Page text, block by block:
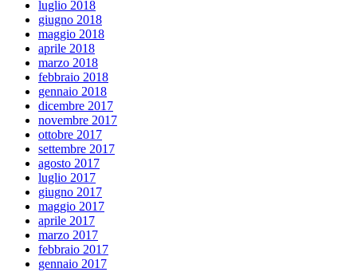
luglio 2018
giugno 2018
maggio 2018
aprile 2018
marzo 2018
febbraio 2018
gennaio 2018
dicembre 2017
novembre 2017
ottobre 2017
settembre 2017
agosto 2017
luglio 2017
giugno 2017
maggio 2017
aprile 2017
marzo 2017
febbraio 2017
gennaio 2017